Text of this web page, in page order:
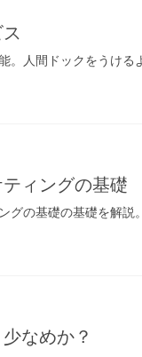
人間ドックをうける
ィングの基礎
グの基礎の基礎を解説。
なめか？